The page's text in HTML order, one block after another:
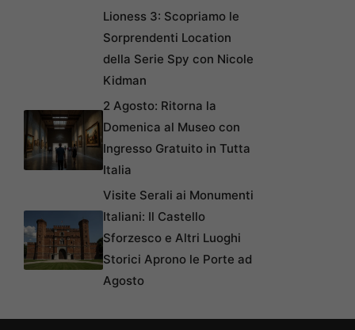
Lioness 3: Scopriamo le
Sorprendenti Location
della Serie Spy con Nicole
Kidman
2 Agosto: Ritorna la
Domenica al Museo con
Ingresso Gratuito in Tutta
Italia
Visite Serali ai Monumenti
Italiani: Il Castello
Sforzesco e Altri Luoghi
Storici Aprono le Porte ad
Agosto